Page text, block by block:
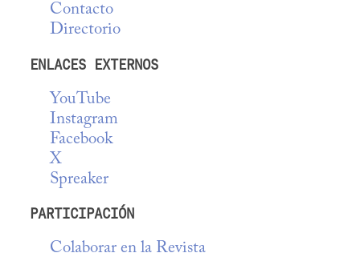
Contacto
Directorio
ENLACES EXTERNOS
YouTube
Instagram
Facebook
X
Spreaker
PARTICIPACIÓN
Colaborar en la Revista